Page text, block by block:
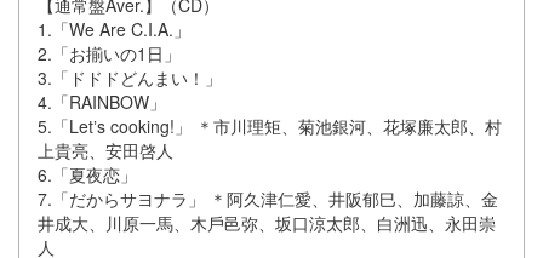
1.「We Are C.I.A.」
2.「お揃いの1⽇」
3.「ドドドどんまい！」
4.「RAINBOW」
5.「Letʼs cooking!」 ＊市川理矩、菊池銀河、花塚廉太郎、村
上貴亮、安⽥啓⼈
6.「夏夜恋」
7.「だからサヨナラ」 ＊阿久津仁愛、井阪郁⺒、加藤諒、⾦
井成⼤、川原⼀⾺、⽊⼾⾢弥、坂⼝涼太郎、⽩洲迅、永⽥崇
⼈